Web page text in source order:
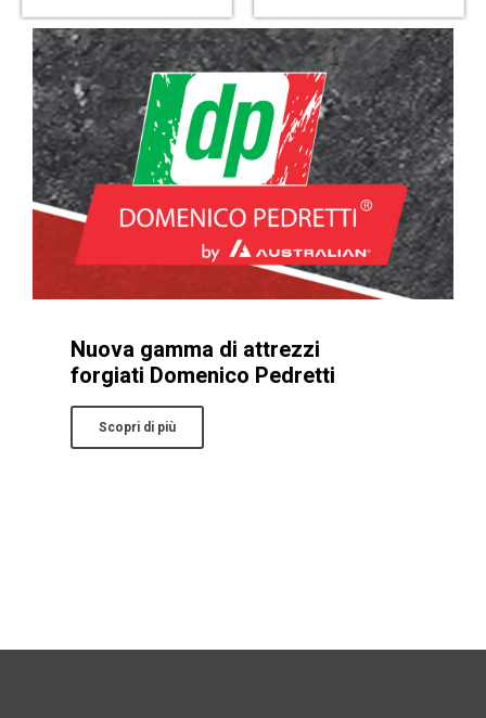
Nuova gamma di attrezzi
forgiati Domenico Pedretti
Scopri di più